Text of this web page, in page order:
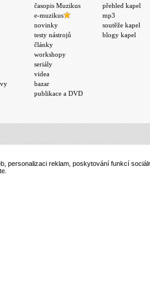
časopis Muzikus
e-muzikus
novinky
testy nástrojů
články
workshopy
seriály
videa
bazar
publikace a DVD
přehled kapel
mp3
soutěže kapel
blogy kapel
personalizaci reklam, poskytování funkcí